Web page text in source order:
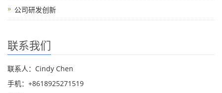
公司研发创新
联系我们
联系人：Cindy Chen
手机：+8618925271519